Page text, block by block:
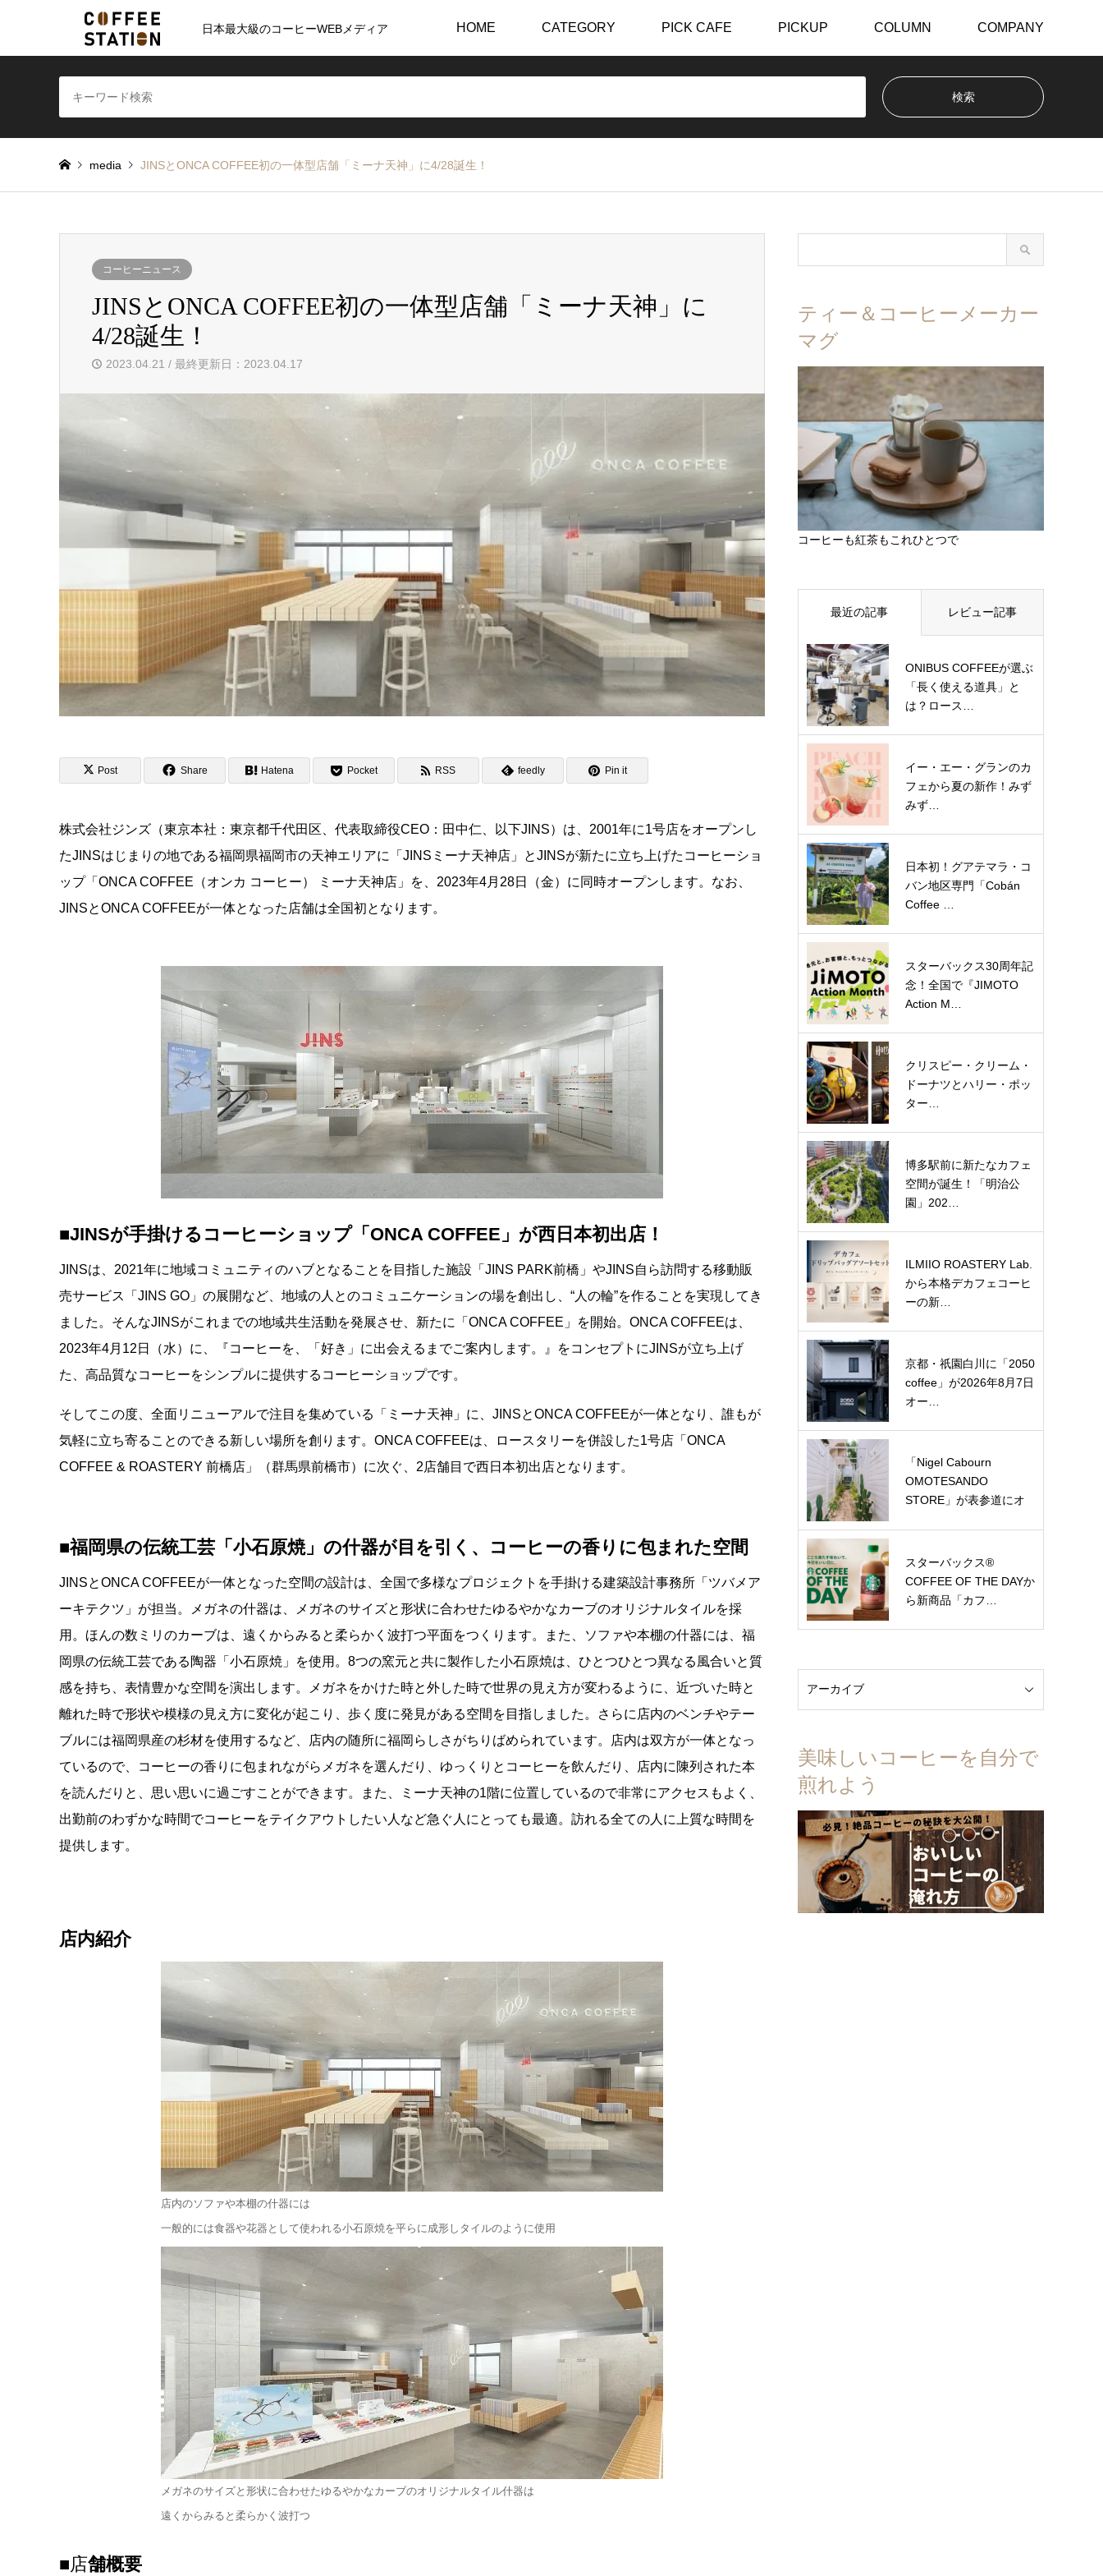
日本最大級のコーヒーWEBメディア HOME CATEGORY PICK CAFE PICKUP COLUMN COMPANY
media JINSとONCA COFFEE初の一体型店舗「ミーナ天神」に4/28誕生！
コーヒーニュース
JINSとONCA COFFEE初の一体型店舗「ミーナ天神」に
4/28誕生！
2023.04.21 / 最終更新日：2023.04.17
Post Share Hatena Pocket RSS feedly Pin it
株式会社ジンズ（東京本社：東京都千代田区、代表取締役CEO：田中仁、以下JINS）は、2001年に1号店をオープンし
たJINSはじまりの地である福岡県福岡市の天神エリアに「JINSミーナ天神店」とJINSが新たに立ち上げたコーヒーショ
ップ「ONCA COFFEE（オンカ コーヒー） ミーナ天神店」を、2023年4月28日（金）に同時オープンします。なお、
JINSとONCA COFFEEが一体となった店舗は全国初となります。
■JINSが手掛けるコーヒーショップ「ONCA COFFEE」が西日本初出店！
JINSは、2021年に地域コミュニティのハブとなることを目指した施設「JINS PARK前橋」やJINS自ら訪問する移動販
売サービス「JINS GO」の展開など、地域の人とのコミュニケーションの場を創出し、“人の輪”を作ることを実現してき
ました。そんなJINSがこれまでの地域共生活動を発展させ、新たに「ONCA COFFEE」を開始。ONCA COFFEEは、
2023年4月12日（水）に、『コーヒーを、「好き」に出会えるまでご案内します。』をコンセプトにJINSが立ち上げ
た、高品質なコーヒーをシンプルに提供するコーヒーショップです。
そしてこの度、全面リニューアルで注目を集めている「ミーナ天神」に、JINSとONCA COFFEEが一体となり、誰もが
気軽に立ち寄ることのできる新しい場所を創ります。ONCA COFFEEは、ロースタリーを併設した1号店「ONCA
COFFEE & ROASTERY 前橋店」（群馬県前橋市）に次ぐ、2店舗目で西日本初出店となります。
■福岡県の伝統工芸「小石原焼」の什器が目を引く、コーヒーの香りに包まれた空間
JINSとONCA COFFEEが一体となった空間の設計は、全国で多様なプロジェクトを手掛ける建築設計事務所「ツバメア
ーキテクツ」が担当。メガネの什器は、メガネのサイズと形状に合わせたゆるやかなカーブのオリジナルタイルを採
用。ほんの数ミリのカーブは、遠くからみると柔らかく波打つ平面をつくります。また、ソファや本棚の什器には、福
岡県の伝統工芸である陶器「小石原焼」を使用。8つの窯元と共に製作した小石原焼は、ひとつひとつ異なる風合いと質
感を持ち、表情豊かな空間を演出します。メガネをかけた時と外した時で世界の見え方が変わるように、近づいた時と
離れた時で形状や模様の見え方に変化が起こり、歩く度に発見がある空間を目指しました。さらに店内のベンチやテー
ブルには福岡県産の杉材を使用するなど、店内の随所に福岡らしさがちりばめられています。店内は双方が一体となっ
ているので、コーヒーの香りに包まれながらメガネを選んだり、ゆっくりとコーヒーを飲んだり、店内に陳列された本
を読んだりと、思い思いに過ごすことができます。また、ミーナ天神の1階に位置しているので非常にアクセスもよく、
出勤前のわずかな時間でコーヒーをテイクアウトしたい人など急ぐ人にとっても最適。訪れる全ての人に上質な時間を
提供します。
店内紹介
店内のソファや本棚の什器には
一般的には食器や花器として使われる小石原焼を平らに成形しタイルのように使用
メガネのサイズと形状に合わせたゆるやかなカーブのオリジナルタイル什器は
遠くからみると柔らかく波打つ
■店舗概要
ティー＆コーヒーメーカー
マグ
コーヒーも紅茶もこれひとつで
最近の記事 レビュー記事
ONIBUS COFFEEが選ぶ
「長く使える道具」と
は？ロース…
イー・エー・グランのカ
フェから夏の新作！みず
みず…
日本初！グアテマラ・コ
バン地区専門「Cobán
Coffee …
スターバックス30周年記
念！全国で『JIMOTO
Action M…
クリスピー・クリーム・
ドーナツとハリー・ポッ
ター…
博多駅前に新たなカフェ
空間が誕生！「明治公
園」202…
ILMIIO ROASTERY Lab.
から本格デカフェコーヒ
ーの新…
京都・祇園白川に「2050
coffee」が2026年8月7日
オー…
「Nigel Cabourn
OMOTESANDO
STORE」が表参道にオ
スターバックス®
COFFEE OF THE DAYか
ら新商品「カフ…
美味しいコーヒーを自分で
煎れよう